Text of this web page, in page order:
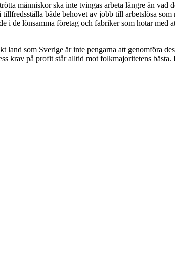
människor ska inte tvingas arbeta längre än vad
både behovet av jobb till arbetslösa
i de lönsamma företag och fabriker som hotar med
som Sverige är inte pengarna att genomföra
krav på profit står alltid mot folkmajoritetens bästa.